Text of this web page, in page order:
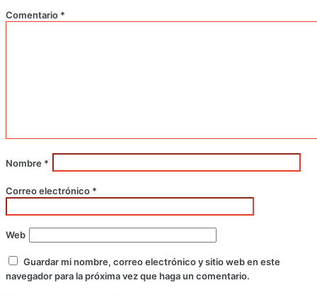
Comentario *
Nombre *
Correo electrónico *
Web
Guardar mi nombre, correo electrónico y sitio web en este
navegador para la próxima vez que haga un comentario.